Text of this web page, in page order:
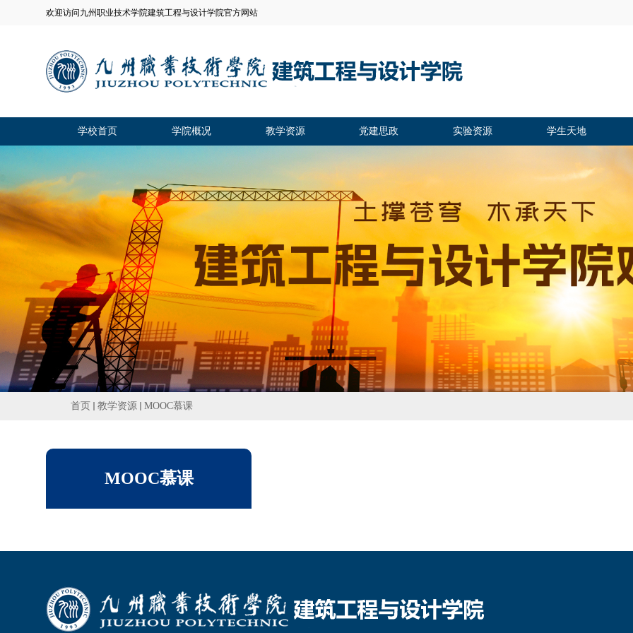
欢迎访问九州职业技术学院建筑工程与设计学院官方网站
学校首页 学院概况 教学资源 党建思政 实验资源 学生天地
首页 教学资源 MOOC慕课
MOOC慕课